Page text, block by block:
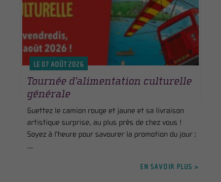
LE 07 AOÛT 2026
Tournée d’alimentation culturelle
générale
Guettez le camion rouge et jaune et sa livraison
artistique surprise, au plus près de chez vous !
Soyez à l'heure pour savourer la promotion du jour :
...
EN SAVOIR PLUS >